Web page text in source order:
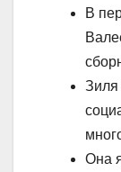
В
Зиля
Она